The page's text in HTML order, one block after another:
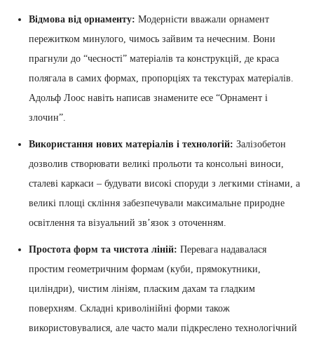
Відмова від орнаменту: Модерністи вважали орнамент
пережитком минулого, чимось зайвим та нечесним. Вони
прагнули до “чесності” матеріалів та конструкцій, де краса
полягала в самих формах, пропорціях та текстурах матеріалів.
Адольф Лоос навіть написав знамените есе “Орнамент і
злочин”.
Використання нових матеріалів і технологій: Залізобетон
дозволив створювати великі прольоти та консольні виноси,
сталеві каркаси – будувати високі споруди з легкими стінами, а
великі площі скління забезпечували максимальне природне
освітлення та візуальний зв’язок з оточенням.
Простота форм та чистота ліній: Перевага надавалася
простим геометричним формам (куби, прямокутники,
циліндри), чистим лініям, пласким дахам та гладким
поверхням. Складні криволінійні форми також
використовувалися, але часто мали підкреслено технологічний